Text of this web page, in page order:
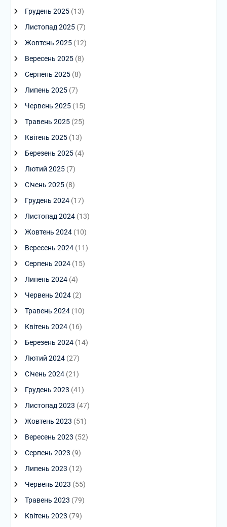
Грудень 2025(13)
Листопад 2025(7)
Жовтень 2025(12)
Вересень 2025(8)
Серпень 2025(8)
Липень 2025(7)
Червень 2025(15)
Травень 2025(25)
Квітень 2025(13)
Березень 2025(4)
Лютий 2025(7)
Січень 2025(8)
Грудень 2024(17)
Листопад 2024(13)
Жовтень 2024(10)
Вересень 2024(11)
Серпень 2024(15)
Липень 2024(4)
Червень 2024(2)
Травень 2024(10)
Квітень 2024(16)
Березень 2024(14)
Лютий 2024(27)
Січень 2024(21)
Грудень 2023 (41)
Листопад 2023 (47)
Жовтень 2023 (51)
Вересень 2023 (52)
Серпень 2023 (9)
Липень 2023 (12)
Червень 2023 (55)
Травень 2023 (79)
Квітень 2023 (79)